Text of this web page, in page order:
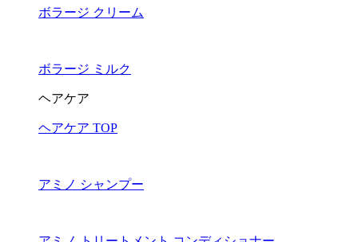
ボラージ クリーム
ボラージ ミルク
ヘアケア
ヘアケア TOP
アミノ シャンプー